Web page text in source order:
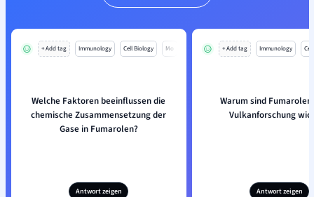
+ Add tag Immunology Cell Biology Mo
Welche Faktoren beeinflussen die
chemische Zusammensetzung der
Gase in Fumarolen?
Antwort zeigen
+ Add tag Immunology
Warum sind
Vulkanforschung
Antwort zeigen